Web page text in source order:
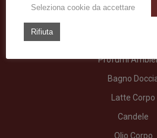
Profumi
Bagno
Latte Corpo
Candele
Olio Corpo
Seleziona cookie da accettare
Rifiuta